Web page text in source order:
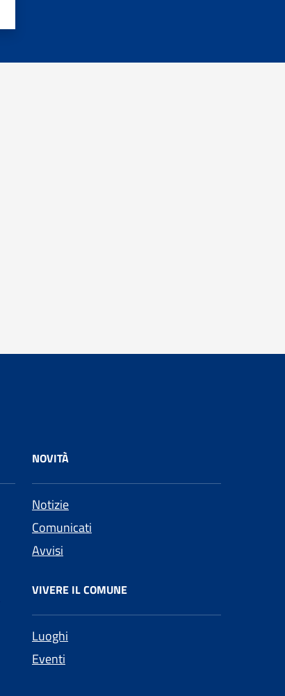
NOVITÀ
Notizie
Comunicati
Avvisi
VIVERE IL COMUNE
Luoghi
Eventi